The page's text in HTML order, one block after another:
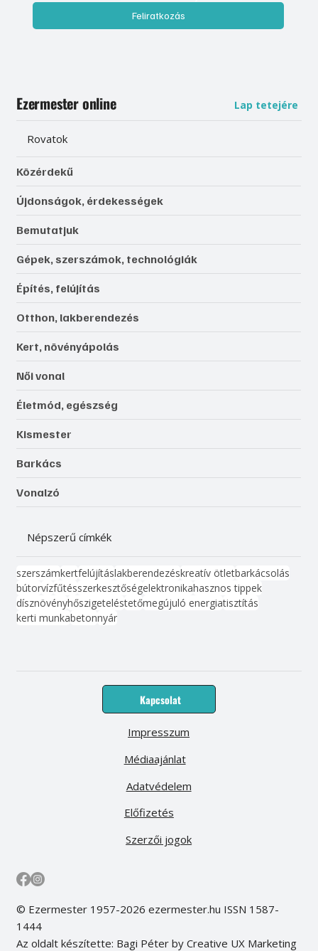
Feliratkozás
Ezermester online Lap tetejére
Rovatok
Közérdekű
Újdonságok, érdekességek
Bemutatjuk
Gépek, szerszámok, technológiák
Építés, felújítás
Otthon, lakberendezés
Kert, növényápolás
Női vonal
Életmód, egészség
Kismester
Barkács
Vonalzó
Népszerű címkék
szerszámkertfelújításlakberendezéskreatív ötletbarkácsolás
bútorvízfűtésszerkesztőségelektronikahasznos tippek
dísznövényhőszigeteléstetőmegújuló energiatisztítás
kerti munkabetonnyár
Kapcsolat
Médiaajánlat
Előfizetés
Impresszum
Adatvédelem
Szerzői jogok
© Ezermester 1957-2026 ezermester.hu ISSN 1587-
1444
Az oldalt készítette: Bagi Péter by Creative UX Marketing